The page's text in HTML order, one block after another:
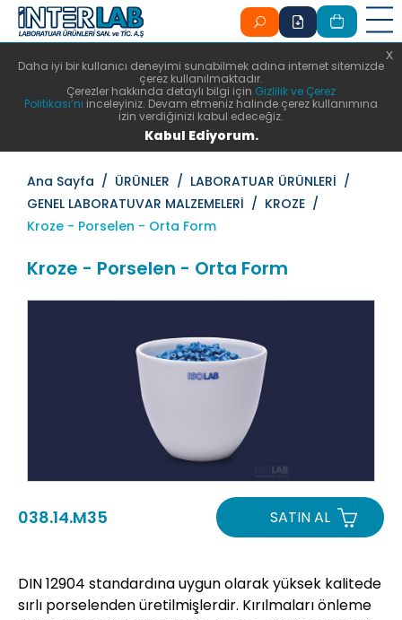
Daha iyi bir kullanıcı deneyimi sunabilmek adına internet sitemizde
çerez kullanılmaktadır.
Çerezler hakkında detaylı bilgi için Gizlilik ve Çerez
Politikası’nı inceleyiniz. Devam etmeniz halinde çerez kullanımına
izin verdiğinizi kabul edeceğiz.
Kabul Ediyorum.
x
Ana Sayfa / ÜRÜNLER / LABORATUAR ÜRÜNLERİ /
GENEL LABORATUVAR MALZEMELERİ / KROZE /
Kroze - Porselen - Orta Form
Kroze - Porselen - Orta Form
038.14.M35 SATIN AL
DIN 12904 standardına uygun olarak yüksek kalitede
sırlı porselenden üretilmişlerdir. Kırılmaları önleme
x